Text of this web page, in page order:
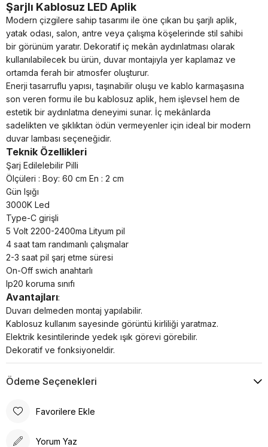
Şarjlı Kablosuz LED Aplik
Modern çizgilere sahip tasarımı ile öne çıkan bu şarjlı aplik,
yatak odası, salon, antre veya çalışma köşelerinde stil sahibi
bir görünüm yaratır. Dekoratif iç mekân aydınlatması olarak
kullanılabilecek bu ürün, duvar montajıyla yer kaplamaz ve
ortamda ferah bir atmosfer oluşturur.
Enerji tasarruflu yapısı, taşınabilir oluşu ve kablo karmaşasına
son veren formu ile bu kablosuz aplik, hem işlevsel hem de
estetik bir aydınlatma deneyimi sunar. İç mekânlarda
sadelikten ve şıklıktan ödün vermeyenler için ideal bir modern
duvar lambası seçeneğidir.
Teknik Özellikleri
Şarj Edilelebilir Pilli
Ölçüleri : Boy: 60 cm En : 2 cm
Gün Işığı
3000K Led
Type-C girişli
5 Volt 2200-2400ma Lityum pil
4 saat tam randımanlı çalışmalar
2-3 saat pil şarj etme süresi
On-Off swich anahtarlı
Ip20 koruma sınıfı
Avantajları:
Duvarı delmeden montaj yapılabilir.
Kablosuz kullanım sayesinde görüntü kirliliği yaratmaz.
Elektrik kesintilerinde yedek ışık görevi görebilir.
Dekoratif ve fonksiyoneldir.
Ödeme Seçenekleri
Favorilere Ekle
Yorum Yaz